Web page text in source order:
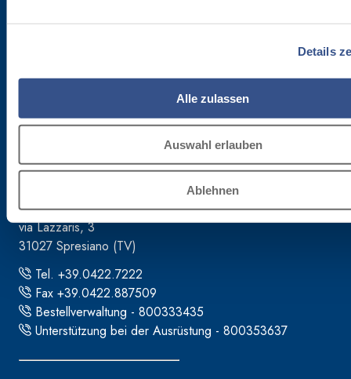
Details
Alle zulassen
Auswahl erlauben
Ablehnen
Firmenzentrale
Fassa S.r.l.
via Lazzaris, 3
31027 Spresiano (TV)
Tel. +39.0422.7222
Fax +39.0422.887509
Bestellverwaltung - 800333435
Unterstützung bei der Ausrüstung - 800353637